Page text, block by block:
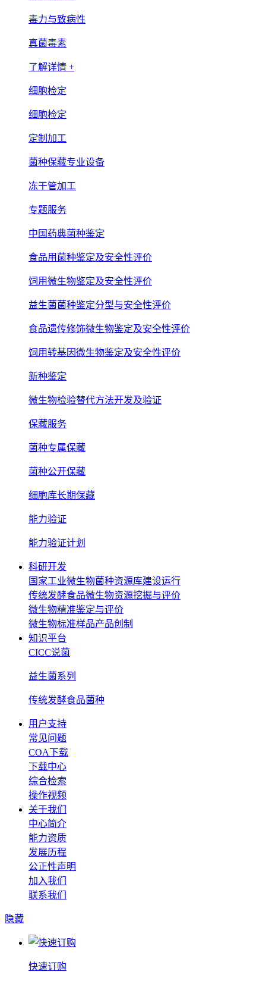
毒力与致病性
真菌毒素
了解详情 +
细胞检定
细胞检定
定制加工
菌种保藏专业设备
冻干管加工
专题服务
中国药典菌种鉴定
食品用菌种鉴定及安全性评价
饲用微生物鉴定及安全性评价
益生菌菌种鉴定分型与安全性评价
食品遗传修饰微生物鉴定及安全性评价
饲用转基因微生物鉴定及安全性评价
新种鉴定
微生物检验替代方法开发及验证
保藏服务
菌种专属保藏
菌种公开保藏
细胞库长期保藏
能力验证
能力验证计划
科研开发
国家工业微生物菌种资源库建设运行
传统发酵食品微生物资源挖掘与评价
微生物精准鉴定与评价
微生物标准样品产品创制
知识平台
CICC说菌
益生菌系列
传统发酵食品菌种
用户支持
常见问题
COA下载
下载中心
综合检索
操作视频
关于我们
中心简介
能力资质
发展历程
公正性声明
加入我们
联系我们
隐藏
快速订购